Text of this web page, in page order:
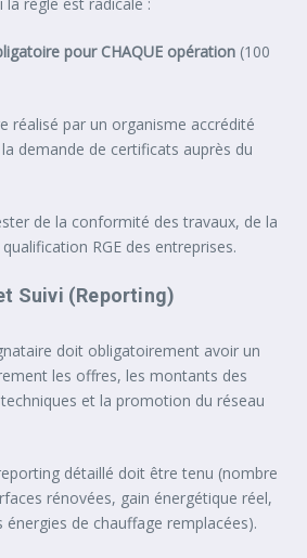
pour CHAQUE opération (100
réalisé par un organisme accrédité
demande de certificats auprès du
de la conformité des travaux, de la
RGE des entreprises.
Suivi (Reporting)
doit obligatoirement avoir un
les offres, les montants des
et la promotion du réseau
détaillé doit être tenu (nombre
rénovées, gain énergétique réel,
énergies de chauffage remplacées).